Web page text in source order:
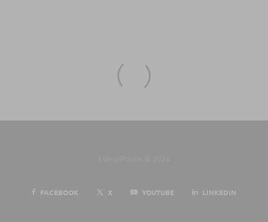
FACEBOOK X YOUTUBE LINKEDIN